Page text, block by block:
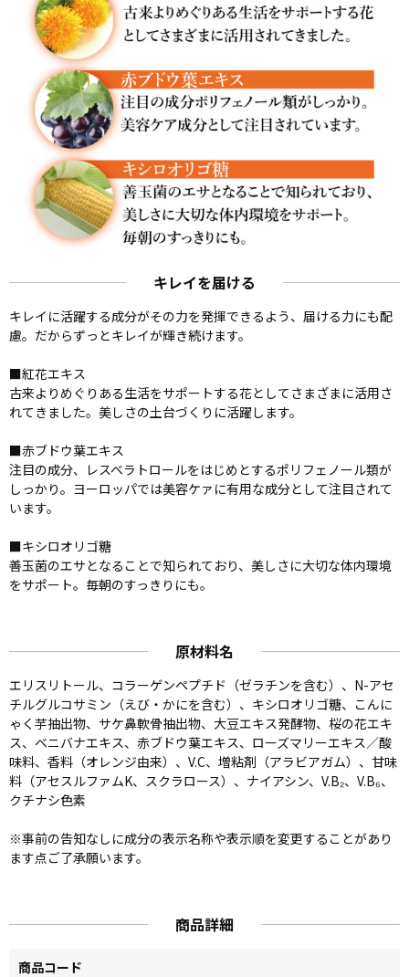
キレイを届ける
キレイに活躍する成分がその力を発揮できるよう、届ける力にも配
慮。だからずっとキレイが輝き続けます。
■紅花エキス
古来よりめぐりある生活をサポートする花としてさまざまに活用さ
れてきました。美しさの土台づくりに活躍します。
■赤ブドウ葉エキス
注目の成分、レスベラトロールをはじめとするポリフェノール類が
しっかり。ヨーロッパでは美容ケァに有用な成分として注目されて
います。
■キシロオリゴ糖
善玉菌のエサとなることで知られており、美しさに大切な体内環境
をサポート。毎朝のすっきりにも。
原材料名
エリスリトール、コラーゲンペプチド（ゼラチンを含む）、N-アセ
チルグルコサミン（えび・かにを含む）、キシロオリゴ糖、こんに
ゃく芋抽出物、サケ鼻軟骨抽出物、大豆エキス発酵物、桜の花エキ
ス、ベニバナエキス、赤ブドウ葉エキス、ローズマリーエキス／酸
味料、香料（オレンジ由来）、V.C、増粘剤（アラビアガム）、甘味
料（アセスルファムK、スクラロース）、ナイアシン、V.B₂、V.B₆、
クチナシ色素
※事前の告知なしに成分の表示名称や表示順を変更することがあり
ます点ご了承願います。
商品詳細
商品コード